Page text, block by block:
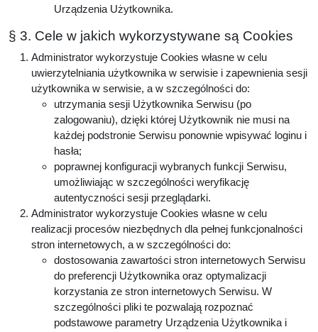
Urządzenia Użytkownika.
§ 3. Cele w jakich wykorzystywane są Cookies
Administrator wykorzystuje Cookies własne w celu
uwierzytelniania użytkownika w serwisie i zapewnienia sesji
użytkownika w serwisie, a w szczególności do:
utrzymania sesji Użytkownika Serwisu (po
zalogowaniu), dzięki której Użytkownik nie musi na
każdej podstronie Serwisu ponownie wpisywać loginu i
hasła;
poprawnej konfiguracji wybranych funkcji Serwisu,
umożliwiając w szczególności weryfikację
autentyczności sesji przeglądarki.
Administrator wykorzystuje Cookies własne w celu
realizacji procesów niezbędnych dla pełnej funkcjonalności
stron internetowych, a w szczególności do:
dostosowania zawartości stron internetowych Serwisu
do preferencji Użytkownika oraz optymalizacji
korzystania ze stron internetowych Serwisu. W
szczególności pliki te pozwalają rozpoznać
podstawowe parametry Urządzenia Użytkownika i